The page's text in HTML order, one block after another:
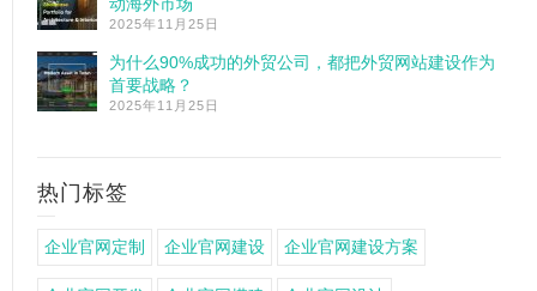
2025年11月25日
为什么90%成功的外贸公司，都把外贸网站建设作为
首要战略？
2025年11月25日
热门标签
企业官网定制 企业官网建设 企业官网建设方案